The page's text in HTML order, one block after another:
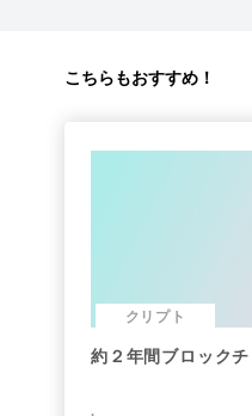
こちらもおすすめ！
クリプト
約２年間ブロック